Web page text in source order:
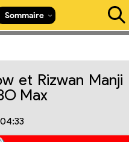
Sommaire
et Rizwan Manji
Max